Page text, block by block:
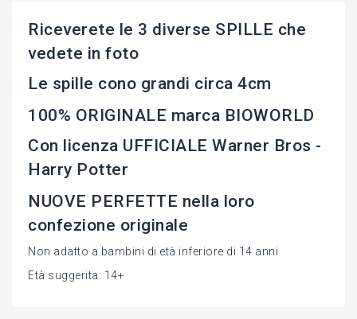
Riceverete le 3 diverse SPILLE che
vedete in foto
Le spille cono grandi circa 4cm
100% ORIGINALE marca BIOWORLD
Con licenza UFFICIALE Warner Bros -
Harry Potter
NUOVE PERFETTE nella loro
confezione originale
Non adatto a bambini di età inferiore di 14 anni
Età suggerita: 14+